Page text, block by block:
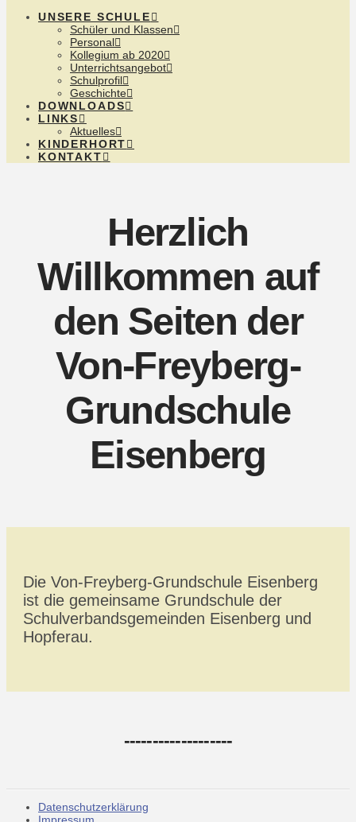
UNSERE SCHULE
Schüler und Klassen
Personal
Kollegium ab 2020
Unterrichtsangebot
Schulprofil
Geschichte
DOWNLOADS
LINKS
Aktuelles
KINDERHORT
KONTAKT
Herzlich
Willkommen auf
den Seiten der
Von-Freyberg-
Grundschule
Eisenberg
Die Von-Freyberg-Grundschule Eisenberg
ist die gemeinsame Grundschule der
Schulverbandsgemeinden Eisenberg und
Hopferau.
-------------------
Datenschutzerklärung